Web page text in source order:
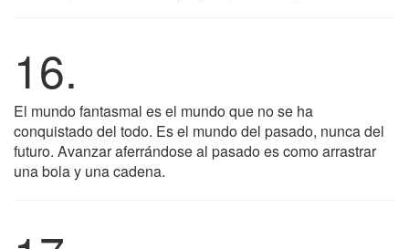
16.
El mundo fantasmal es el mundo que no se ha
conquistado del todo. Es el mundo del pasado, nunca del
futuro. Avanzar aferrándose al pasado es como arrastrar
una bola y una cadena.